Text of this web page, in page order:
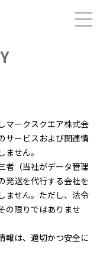
マークスクエア株式会
サービスおよび関連情
せん。
者（当社がデータ管理
発送を代行する会社を
ません。ただし、法令
の限りではありませ
報は、適切かつ安全に